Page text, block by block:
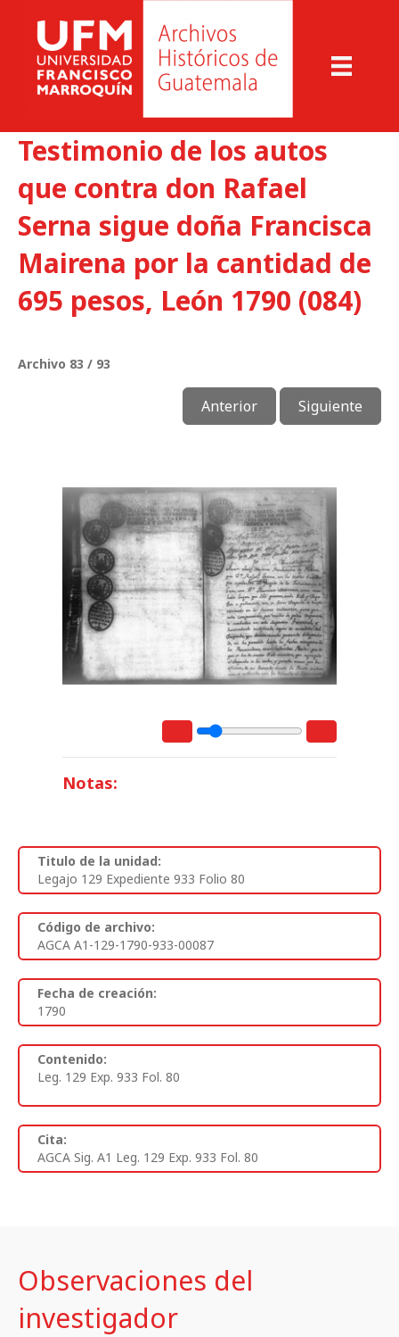
Testimonio de los autos
que contra don Rafael
Serna sigue doña Francisca
Mairena por la cantidad de
695 pesos, León 1790 (084)
Archivo 83 / 93
Anterior Siguiente
Notas:
Titulo de la unidad:
Legajo 129 Expediente 933 Folio 80
Código de archivo:
AGCA A1-129-1790-933-00087
Fecha de creación:
1790
Contenido:
Leg. 129 Exp. 933 Fol. 80
Cita:
AGCA Sig. A1 Leg. 129 Exp. 933 Fol. 80
Observaciones del
investigador